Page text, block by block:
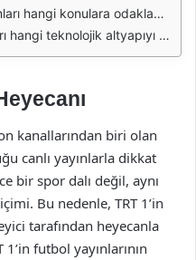
konulara odaklanıyor?
teknolojik altyapıyı kullanıyor?
kanallarından biri olan
canlı yayınlarla dikkat
bir spor dalı değil, aynı
Bu nedenle, TRT 1’in
tarafından heyecanla
futbol yayınlarının